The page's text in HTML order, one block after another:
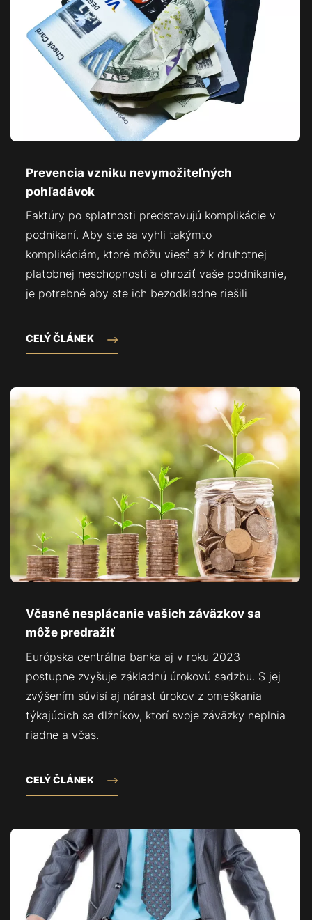
Prevencia vzniku nevymožiteľných
pohľadávok
Faktúry po splatnosti predstavujú komplikácie v
podnikaní. Aby ste sa vyhli takýmto
komplikáciám, ktoré môžu viesť až k druhotnej
platobnej neschopnosti a ohroziť vaše podnikanie,
je potrebné aby ste ich bezodkladne riešili
CELÝ ČLÁNEK
Včasné nesplácanie vašich záväzkov sa
môže predražiť
Európska centrálna banka aj v roku 2023
postupne zvyšuje základnú úrokovú sadzbu. S jej
zvýšením súvisí aj nárast úrokov z omeškania
týkajúcich sa dlžníkov, ktorí svoje záväzky neplnia
riadne a včas.
CELÝ ČLÁNEK